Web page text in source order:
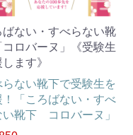
ばない・すべらない靴
コロバーヌ」《受験生
ます》
らない靴下で受験生を
！「ころばない・すべ
い靴下 コロバーヌ」